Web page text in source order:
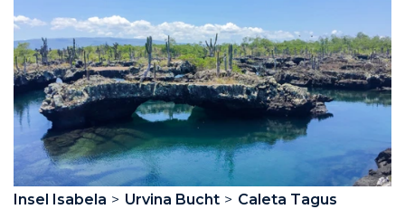
Insel Isabela Urvina Bucht
Caleta Tagus